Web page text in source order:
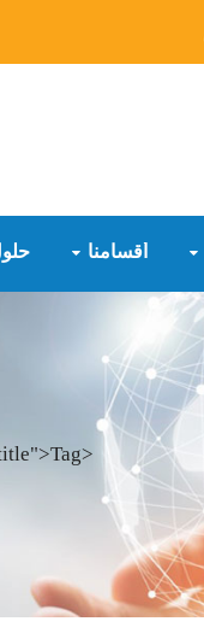
أقسامنا
<h1 class="entry-title">Tag: أفضل دورات اللغة الإنجليزية</h1>